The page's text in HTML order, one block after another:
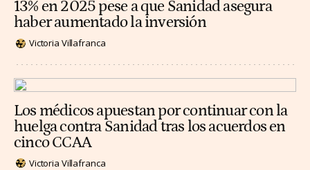
13% en 2025 pese a que Sanidad asegura
haber aumentado la inversión
Victoria Villafranca
Los médicos apuestan por continuar con la
huelga contra Sanidad tras los acuerdos en
cinco CCAA
Victoria Villafranca